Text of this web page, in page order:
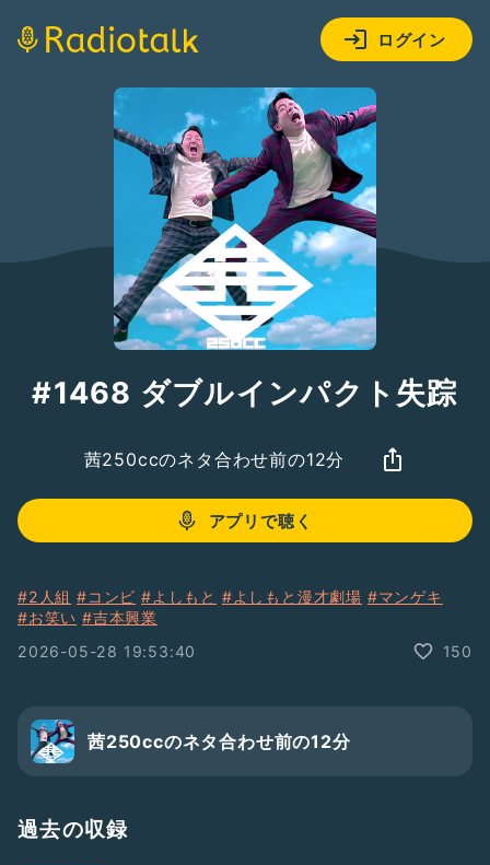
ログイン
#1468 ダブルインパクト失踪
茜250ccのネタ合わせ前の12分
アプリで聴く
#2人組 #コンビ #よしもと #よしもと漫才劇場 #マンゲキ
#お笑い #吉本興業
2026-05-28 19:53:40
150
茜250ccのネタ合わせ前の12分
過去の収録